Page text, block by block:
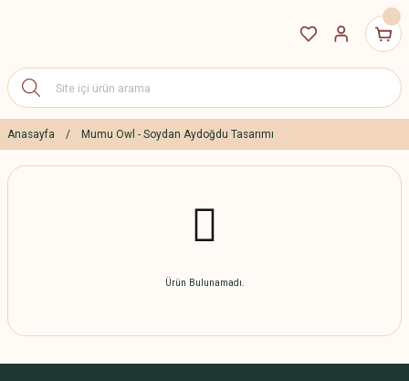
Anasayfa Mumu Owl - Soydan Aydoğdu Tasarımı
Ürün Bulunamadı.